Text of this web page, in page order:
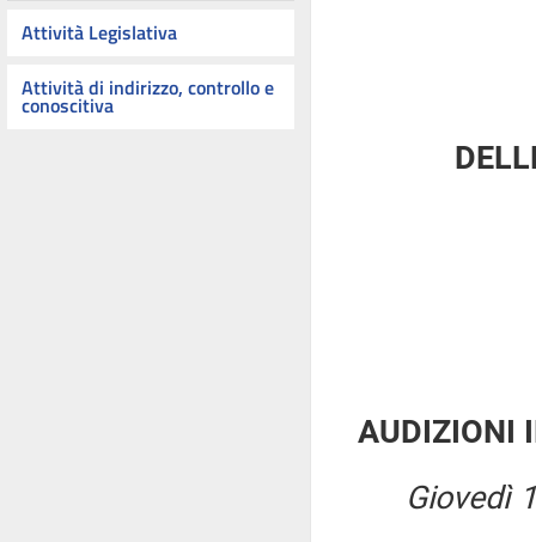
Attività Legislativa
Attività di indirizzo, controllo e
conoscitiva
AUDIZIONI
Giovedì